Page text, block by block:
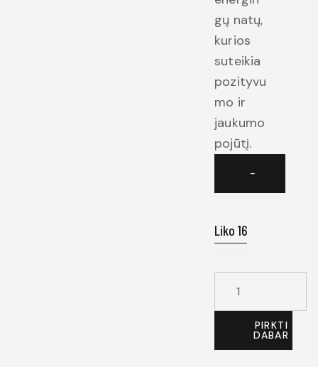
gų natų,
kurios
suteikia
pozityvu
mo ir
jaukumo
pojūtį.
−
Liko 16
PIRKTI
DABAR